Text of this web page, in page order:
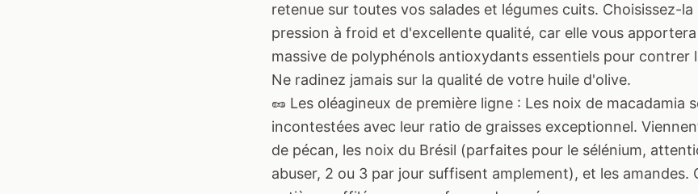
retenue sur toutes vos salades et légumes cuits. Choisissez-la
pression à froid et d'excellente qualité, car elle vous
massive de polyphénols antioxydants essentiels pour contrer
Ne radinez jamais sur la qualité de votre huile d'olive.
🥜 Les oléagineux de première ligne : Les noix de macadamia
incontestées avec leur ratio de graisses exceptionnel.
de pécan, les noix du Brésil (parfaites pour le sélénium,
abuser, 2 ou 3 par jour suffisent amplement), et les amandes.